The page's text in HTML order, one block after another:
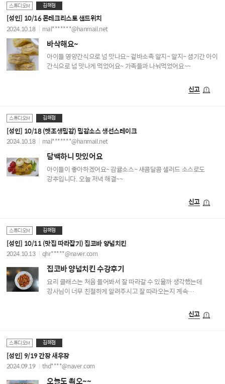
스튜디오M 김해점
[성인] 10/16 몬테크리스토 샌드위치
2024.10.18 mal*******@hanmail.net
바삭해요~
아이들 영양간식으로 넘 맛나요~ 겉바소촉 알지~ 알지~ 셤기간 아이
간식으로 넘 맛나게 먹었어요~ 가족들과 나눠먹었어요~~
신고
스튜디오M 김해점
[성인] 10/18 (햇조생밀감) 밀감소스 생선스테이크
2024.10.18 mal*******@hanmail.net
담백하니 맛있어요
아이들이 좋아하겠어요~ 감귤소스~ 새콤달콤 샐러드 소스로도
강추입니다. 오늘 저녁 해결~~
신고
스튜디오M 김해점
[성인] 10/11 (맛집 따라잡기) 집코바 양념치킨
2024.10.13 qhr*****@naver.com
집코바 양념치킨 수강후기
요리 클래스는 처음 들어봐서 잘 따라갈 수 있을까 생각했는데
강사님이 너무 친절하게 알려주시고 잘 따라오는지 계속
치킨이 지코바치킨인데 이제는 시켜먹을 필요없이 집에서 만들어
먹을 수 있어서 너무 좋네요~ 무엇보다 집에 있는 양념으로 간단하게
다 듣고싶은 욕구가 막 샘솟는 ㅋㅋ
신고
스튜디오M 김해점
[성인] 9/19 간장 새우장
2024.09.19 thd****@naver.com
오늘도 쵝오~~